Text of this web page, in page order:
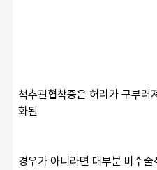
척추관협착증은 허리가 구부러
화된
경우가 아니라면 대부분 비수